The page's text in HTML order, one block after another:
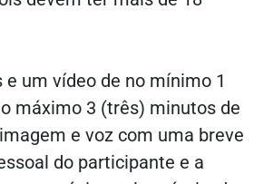
um vídeo de no mínimo 1
máximo 3 (três) minutos de
e voz com uma breve
do participante e a